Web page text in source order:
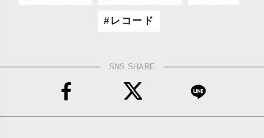
レコード
SNS SHARE